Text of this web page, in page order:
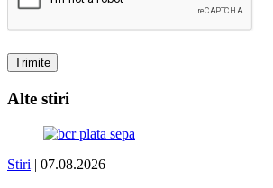
Alte stiri
Stiri | 07.08.2026